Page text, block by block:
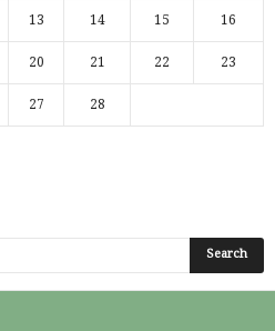
13 14 15 16
20 21 22 23
27 28